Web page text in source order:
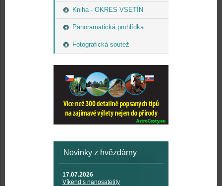
Kniha - OKRES VSETÍN
Panoramatická prohlídka
Fotografická soutež
Novinky z hvězdárny
17.07.2026
Víkend s nanosatelity